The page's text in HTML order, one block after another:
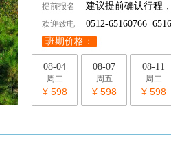
提前报名 建议提前确认行程
欢迎致电 0512-65160766
班期价格：
08-04
周二
¥ 598
08-07
周五
¥ 598
08-11
周二
¥ 598